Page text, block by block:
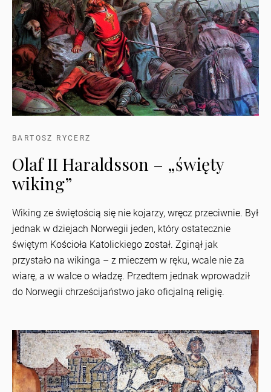
BARTOSZ RYCERZ
Olaf II Haraldsson – „święty
wiking”
Wiking ze świętością się nie kojarzy, wręcz przeciwnie. Był
jednak w dziejach Norwegii jeden, który ostatecznie
świętym Kościoła Katolickiego został. Zginął jak
przystało na wikinga – z mieczem w ręku, wcale nie za
wiarę, a w walce o władzę. Przedtem jednak wprowadził
do Norwegii chrześcijaństwo jako oficjalną religię.